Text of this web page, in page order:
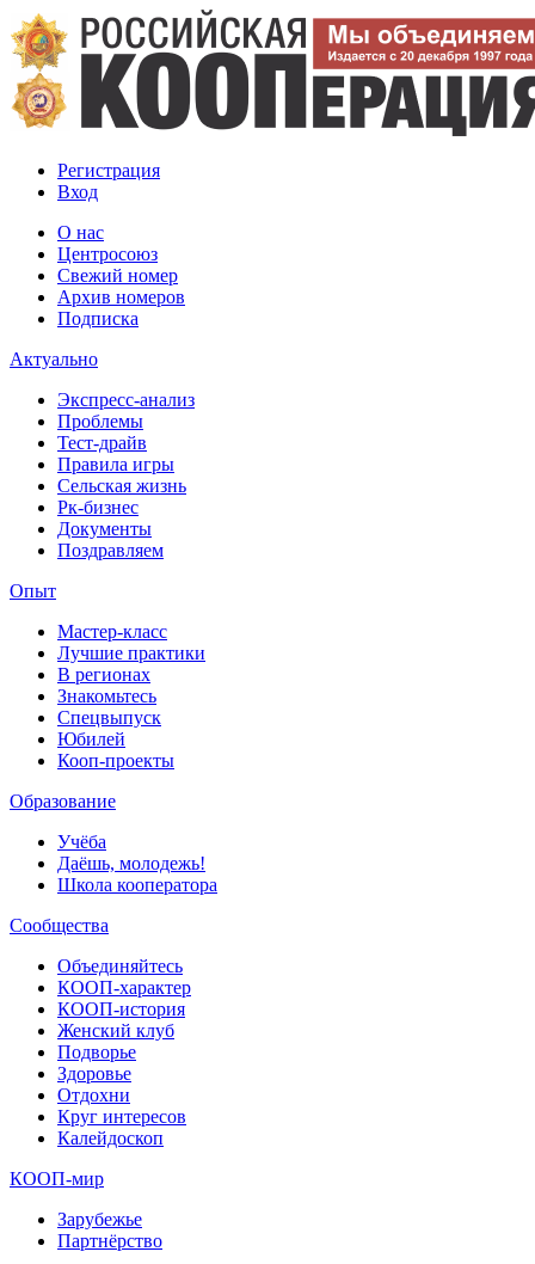
Регистрация
Вход
О нас
Центросоюз
Свежий номер
Архив номеров
Подписка
Актуально
Экспресс-анализ
Проблемы
Тест-драйв
Правила игры
Сельская жизнь
Рк-бизнес
Документы
Поздравляем
Опыт
Мастер-класс
Лучшие практики
В регионах
Знакомьтесь
Спецвыпуск
Юбилей
Кооп-проекты
Образование
Учёба
Даёшь, молодежь!
Школа кооператора
Сообщества
Объединяйтесь
КООП-характер
КООП-история
Женский клуб
Подворье
Здоровье
Отдохни
Круг интересов
Калейдоскоп
КООП-мир
Зарубежье
Партнёрство